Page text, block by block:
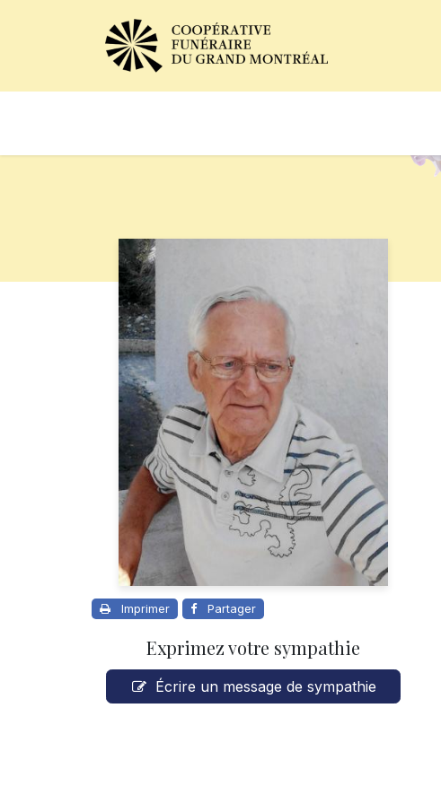
Imprimer Partager
Exprimez votre sympathie
Écrire un message de sympathie